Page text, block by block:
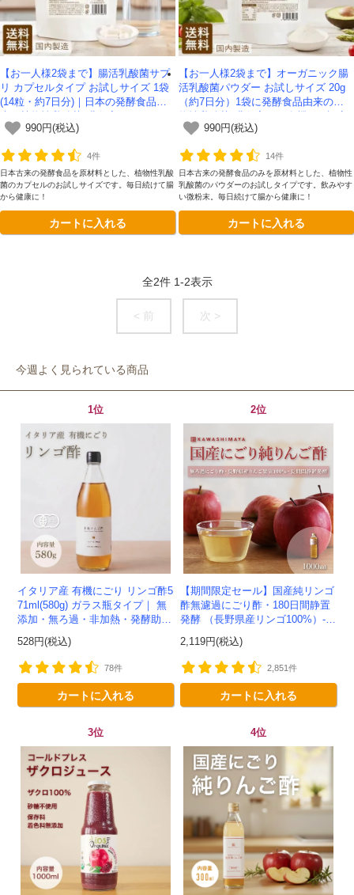
【お一人様2袋まで】腸活乳酸菌サプ
リ カプセルタイプ お試しサイズ 1袋
(14粒・約7日分)｜日本の発酵食品由
ま屋- 【送料無料】*メール便での発送
990円(税込)
4件
日本古来の発酵食品を原材料とした、植物性乳酸
菌のカプセルのお試しサイズです。毎日続けて腸
から健康に！
カートに入れる
【お一人様2袋まで】オーガニック腸
活乳酸菌パウダー お試しサイズ 20g
（約7日分）1袋に発酵食品由来の植
-かわしま屋- 【送料無料】 *メール便
990円(税込)
14件
日本古来の発酵食品のみを原材料とした、植物性
乳酸菌のパウダーのお試しタイプです。飲みやす
い微粉末。毎日続けて腸から健康に！
カートに入れる
全2件 1-2表示
< 前 次 >
今週よく見られている商品
1位
イタリア産 有機にごり リンゴ酢5
71ml(580g) ガラス瓶タイプ｜ 無
添加・無ろ過・非加熱・発酵助剤
不使用のアップルサイダービネガ
ー -かわしま屋-
528円(税込)
78件
カートに入れる
2位
【期間限定セール】国産純リンゴ
酢無濾過にごり酢・180日間静置
発酵 （長野県産リンゴ100%）-1
000ml-かわしま屋-
2,119円(税込)
2,851件
カートに入れる
3位 4位